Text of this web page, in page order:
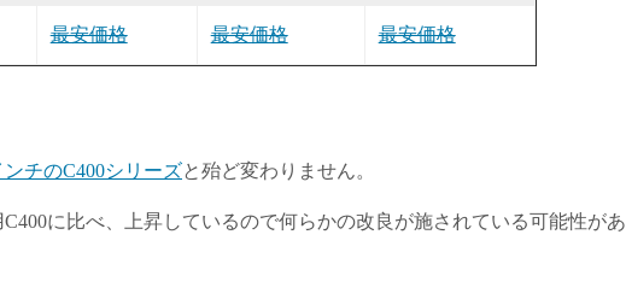
最安価格 最安価格 最安価格
ンチのC400シリーズと殆ど変わりません。
に比べ、上昇しているので何らかの改良が施されている可能性があ